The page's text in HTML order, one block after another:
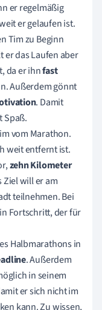
er regelmäßig
er gelaufen ist.
Tim zu Beginn
er das Laufen aber
da er ihnfast
Außerdem gönnt
. Damit
Spaß.
vom Marathon.
weit entfernt ist.
zehn Kilometer
Ziel will er am
teilnehmen. Bei
Fortschritt, der für
Halbmarathons in
. Außerdem
in seinem
er sich nicht im
kann. Zu wissen,